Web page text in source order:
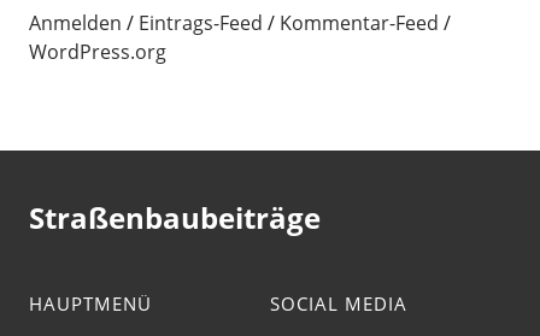
Anmelden Eintrags-Feed
Kommentar-Feed
WordPress.org
Straßenbaubeiträge
HAUPTMENÜ SOCIAL MEDIA